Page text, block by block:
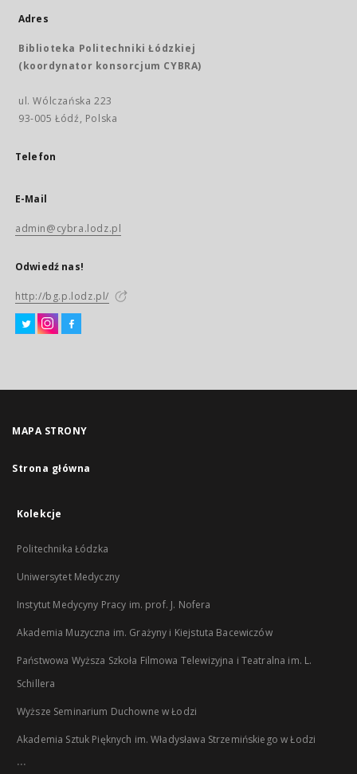
Adres
Biblioteka Politechniki Łódzkiej
(koordynator konsorcjum CYBRA)
ul. Wólczańska 223
93-005 Łódź, Polska
Telefon
E-Mail
admin@cybra.lodz.pl
Odwiedź nas!
http://bg.p.lodz.pl/
MAPA STRONY
Strona główna
Kolekcje
Politechnika Łódzka
Uniwersytet Medyczny
Instytut Medycyny Pracy im. prof. J. Nofera
Akademia Muzyczna im. Grażyny i Kiejstuta Bacewiczów
Państwowa Wyższa Szkoła Filmowa Telewizyjna i Teatralna im. L.
Schillera
Wyższe Seminarium Duchowne w Łodzi
Akademia Sztuk Pięknych im. Władysława Strzemińskiego w Łodzi
...